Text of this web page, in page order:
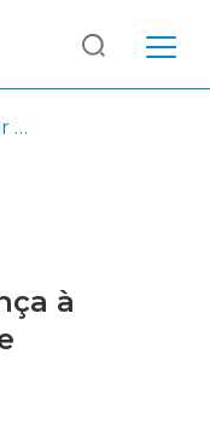
ESEL - Escola Superior de Enfermagem de Lisboa
à